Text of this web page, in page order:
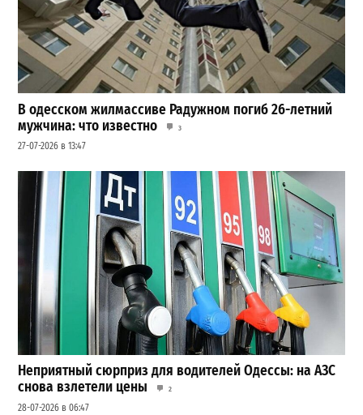
В одесском жилмассиве Радужном погиб 26-летний
мужчина: что известно
3
27-07-2026 в 13:47
Неприятный сюрприз для водителей Одессы: на АЗС
снова взлетели цены
2
28-07-2026 в 06:47